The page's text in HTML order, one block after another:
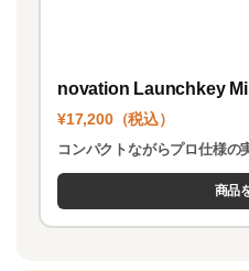
novation Launchkey
¥17,200（税込）
コンパクトながらプロ仕様の
商品